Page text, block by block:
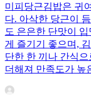
미피당근김밥은 귀
다. 아삭한 당근이
도 은은한 단맛이
게 즐기기 좋으며,
단한 한 끼나 간식
더해져 만족도가 높